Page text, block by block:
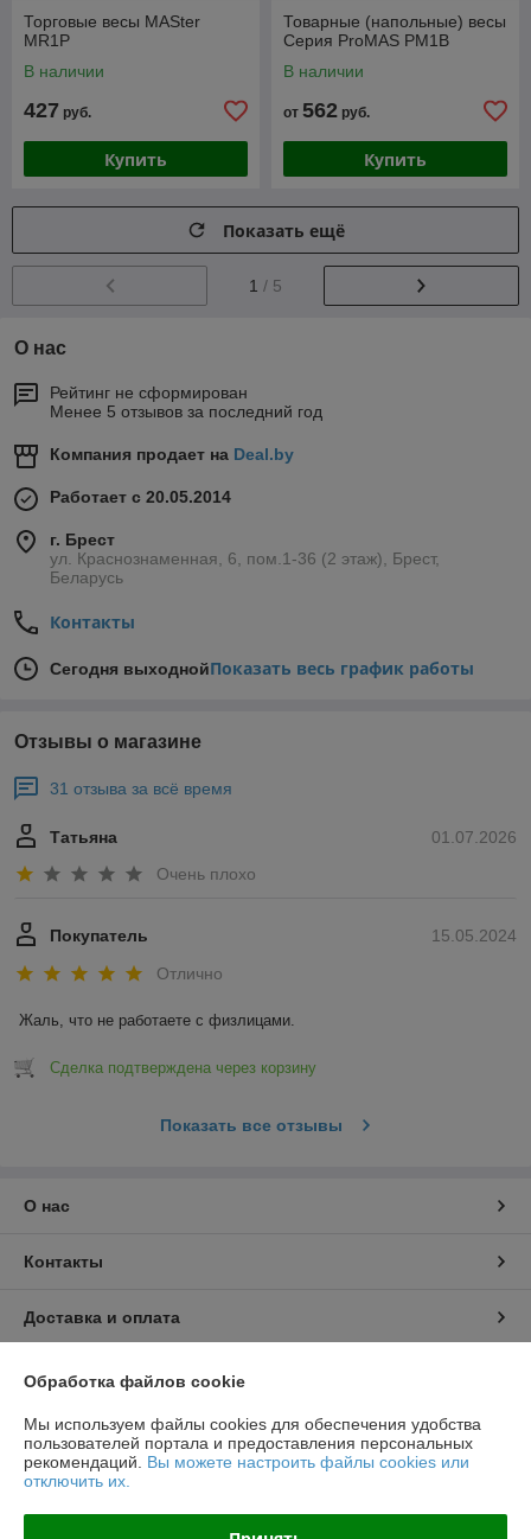
Торговые весы MASter
MR1P
В наличии
427 руб.
Купить
Товарные (напольные) весы
Серия ProMAS PM1B
В наличии
от 562 руб.
Купить
Показать ещё
1 / 5
О нас
Рейтинг не сформирован
Менее 5 отзывов за последний год
Компания продает на Deal.by
Работает с 20.05.2014
г. Брест
ул. Краснознаменная, 6, пом.1-36 (2 этаж), Брест,
Беларусь
Контакты
Сегодня выходнойПоказать весь график работы
Отзывы о магазине
31 отзыва за всё время
01.07.2026
Татьяна
Очень плохо
15.05.2024
Покупатель
Отлично
Жаль, что не работаете с физлицами.
Сделка подтверждена через корзину
Показать все отзывы
О нас
Контакты
Доставка и оплата
График работы
Полная версия сайта
Политика обработки cookies
Обработка файлов cookie
Мы используем файлы cookies для обеспечения удобства
пользователей портала и предоставления персональных
рекомендаций. Вы можете настроить файлы cookies или
отключить их.